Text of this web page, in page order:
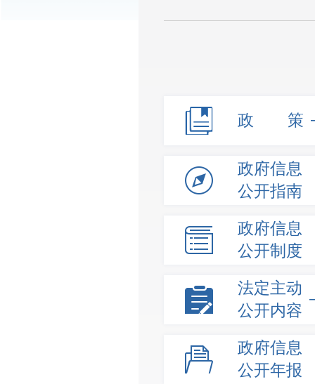
政 策
政府信息
公开指南
政府信息
公开制度
法定主动
公开内容
政府信息
公开年报